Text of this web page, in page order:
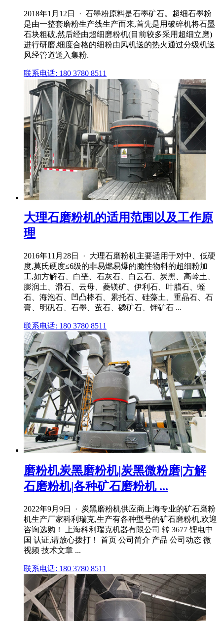
2018年1月12日 · 石墨粉原料是石墨矿石。超细石墨粉
是由一整套磨粉生产线生产而来,首先是用破碎机将石墨
石块粗破,然后经由超细磨粉机(目前较多采用超细立磨)
进行研磨,细度合格的细粉由风机送的热火通过分级机送
风经管道送入集粉.
联系电话: 180 3780 8511
大理石磨粉机的适用范围以及工作原
理
2016年11月28日 · 大理石磨粉机主要适用于对中、低硬
度,莫氏硬度≤6级的非易燃易爆的脆性物料的超细粉加
工,如方解石、白垩、石灰石、白云石、炭黑、高岭土、
膨润土、滑石、云母、菱镁矿、伊利石、叶腊石、蛭
石、海泡石、凹凸棒石、累托石、硅藻土、重晶石、石
膏、明矾石、石墨、萤石、磷矿石、钾矿石 ...
联系电话: 180 3780 8511
磨粉机炭黑磨粉机|炭黑微粉磨|方解
石磨粉机|各种矿石磨粉机 ...
2022年9月9日 · 炭黑磨粉机供应商上海专业的矿石磨粉
机生产厂家科利瑞克,生产有各种型号的矿石磨粉机,欢迎
咨询选购！ 上海科利瑞克机器有限公司 转 3677 锂电中
国 认证,请放心拨打！ 首页 公司简介 产品 公司动态 微
视频 技术文章 ...
联系电话: 180 3780 8511